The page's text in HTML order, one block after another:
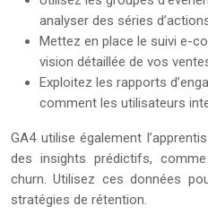
analyser des séries
Mettez en place le suivi e-
vision détaillée de vos
Exploitez les rapports
comment les utilisateurs
GA4 utilise également
des insights prédictifs,
churn. Utilisez ces données
stratégies de rétention.